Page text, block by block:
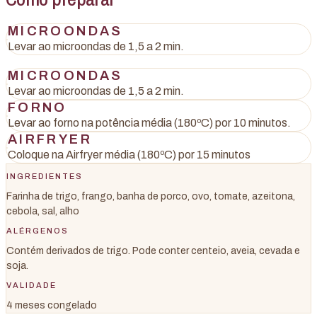
MICROONDAS
Levar ao microondas de 1,5 a 2 min.
MICROONDAS
Levar ao microondas de 1,5 a 2 min.
FORNO
Levar ao forno na potência média (180ºC) por 10 minutos.
AIRFRYER
Coloque na Airfryer média (180ºC) por 15 minutos
INGREDIENTES
Farinha de trigo, frango, banha de porco, ovo, tomate, azeitona,
cebola, sal, alho
ALÉRGENOS
Contém derivados de trigo. Pode conter centeio, aveia, cevada e
soja.
VALIDADE
4 meses congelado